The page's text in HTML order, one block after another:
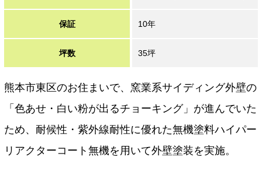
保証 10年
坪数 35坪
熊本市東区のお住まいで、窯業系サイディング外壁の
「色あせ・白い粉が出るチョーキング」が進んでいた
ため、耐候性・紫外線耐性に優れた無機塗料ハイパー
リアクターコート無機を用いて外壁塗装を実施。